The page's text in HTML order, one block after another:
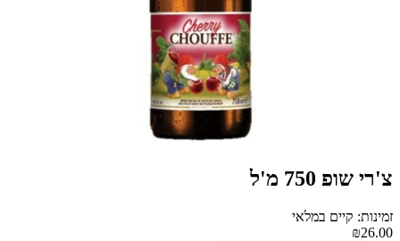
צ'רי שופ 750 מ'ל
זמינות: קיים במלאי
₪26.00